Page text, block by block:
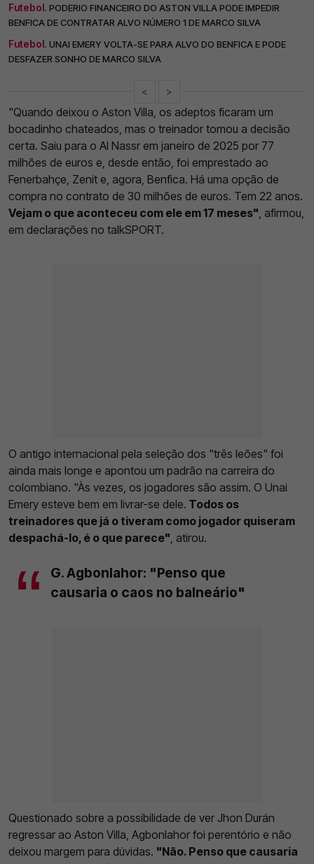
Futebol. PODERIO FINANCEIRO DO ASTON VILLA PODE IMPEDIR
BENFICA DE CONTRATAR ALVO NÚMERO 1 DE MARCO SILVA
Futebol. UNAI EMERY VOLTA-SE PARA ALVO DO BENFICA E PODE
DESFAZER SONHO DE MARCO SILVA
< >
"Quando deixou o Aston Villa, os adeptos ficaram um
bocadinho chateados, mas o treinador tomou a decisão
certa. Saiu para o Al Nassr em janeiro de 2025 por 77
milhões de euros e, desde então, foi emprestado ao
Fenerbahçe, Zenit e, agora, Benfica. Há uma opção de
compra no contrato de 30 milhões de euros. Tem 22 anos.
Vejam o que aconteceu com ele em 17 meses" , afirmou,
em declarações no talkSPORT.
O antigo internacional pela seleção dos "três leões" foi
ainda mais longe e apontou um padrão na carreira do
colombiano. "Às vezes, os jogadores são assim. O Unai
Emery esteve bem em livrar-se dele. Todos os
treinadores que já o tiveram como jogador quiseram
despachá-lo, é o que parece" , atirou.
G. Agbonlahor: "Penso que
causaria o caos no balneário"
Questionado sobre a possibilidade de ver Jhon Durán
regressar ao Aston Villa, Agbonlahor foi perentório e não
deixou margem para dúvidas. "Não. Penso que causaria